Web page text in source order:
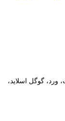
ورد، گوگل اسلاید،